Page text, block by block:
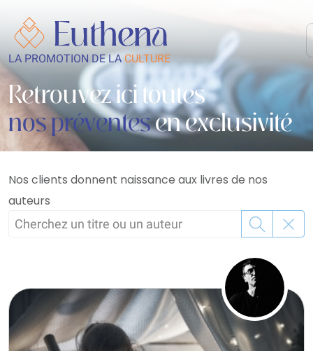
LA PROMOTION DE LA CULTURE
Retrouvez ici toutes
nos préventesen exclusivité
Nos clients donnent naissance aux livres de nos
auteurs